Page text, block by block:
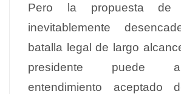
Pero la propuesta de
inevitablemente
batalla legal de largo
presidente puede
entendimiento aceptado